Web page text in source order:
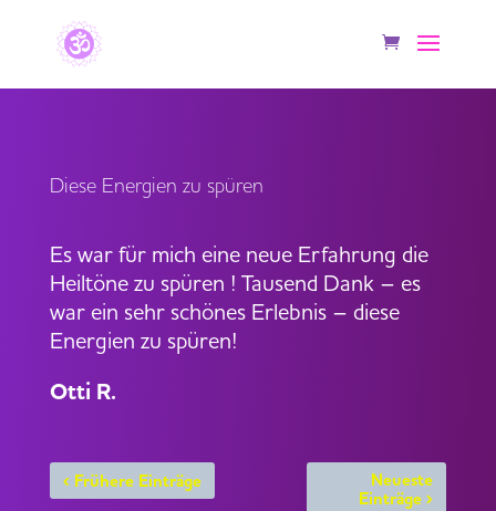
Diese Energien zu spüren
Es war für mich eine neue Erfahrung die
Heiltöne zu spüren ! Tausend Dank – es
war ein sehr schönes Erlebnis – diese
Energien zu spüren!
Otti R.
‹ Frühere Einträge
Neueste
Einträge›